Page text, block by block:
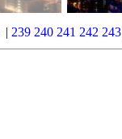
| 239 240 241 242 243